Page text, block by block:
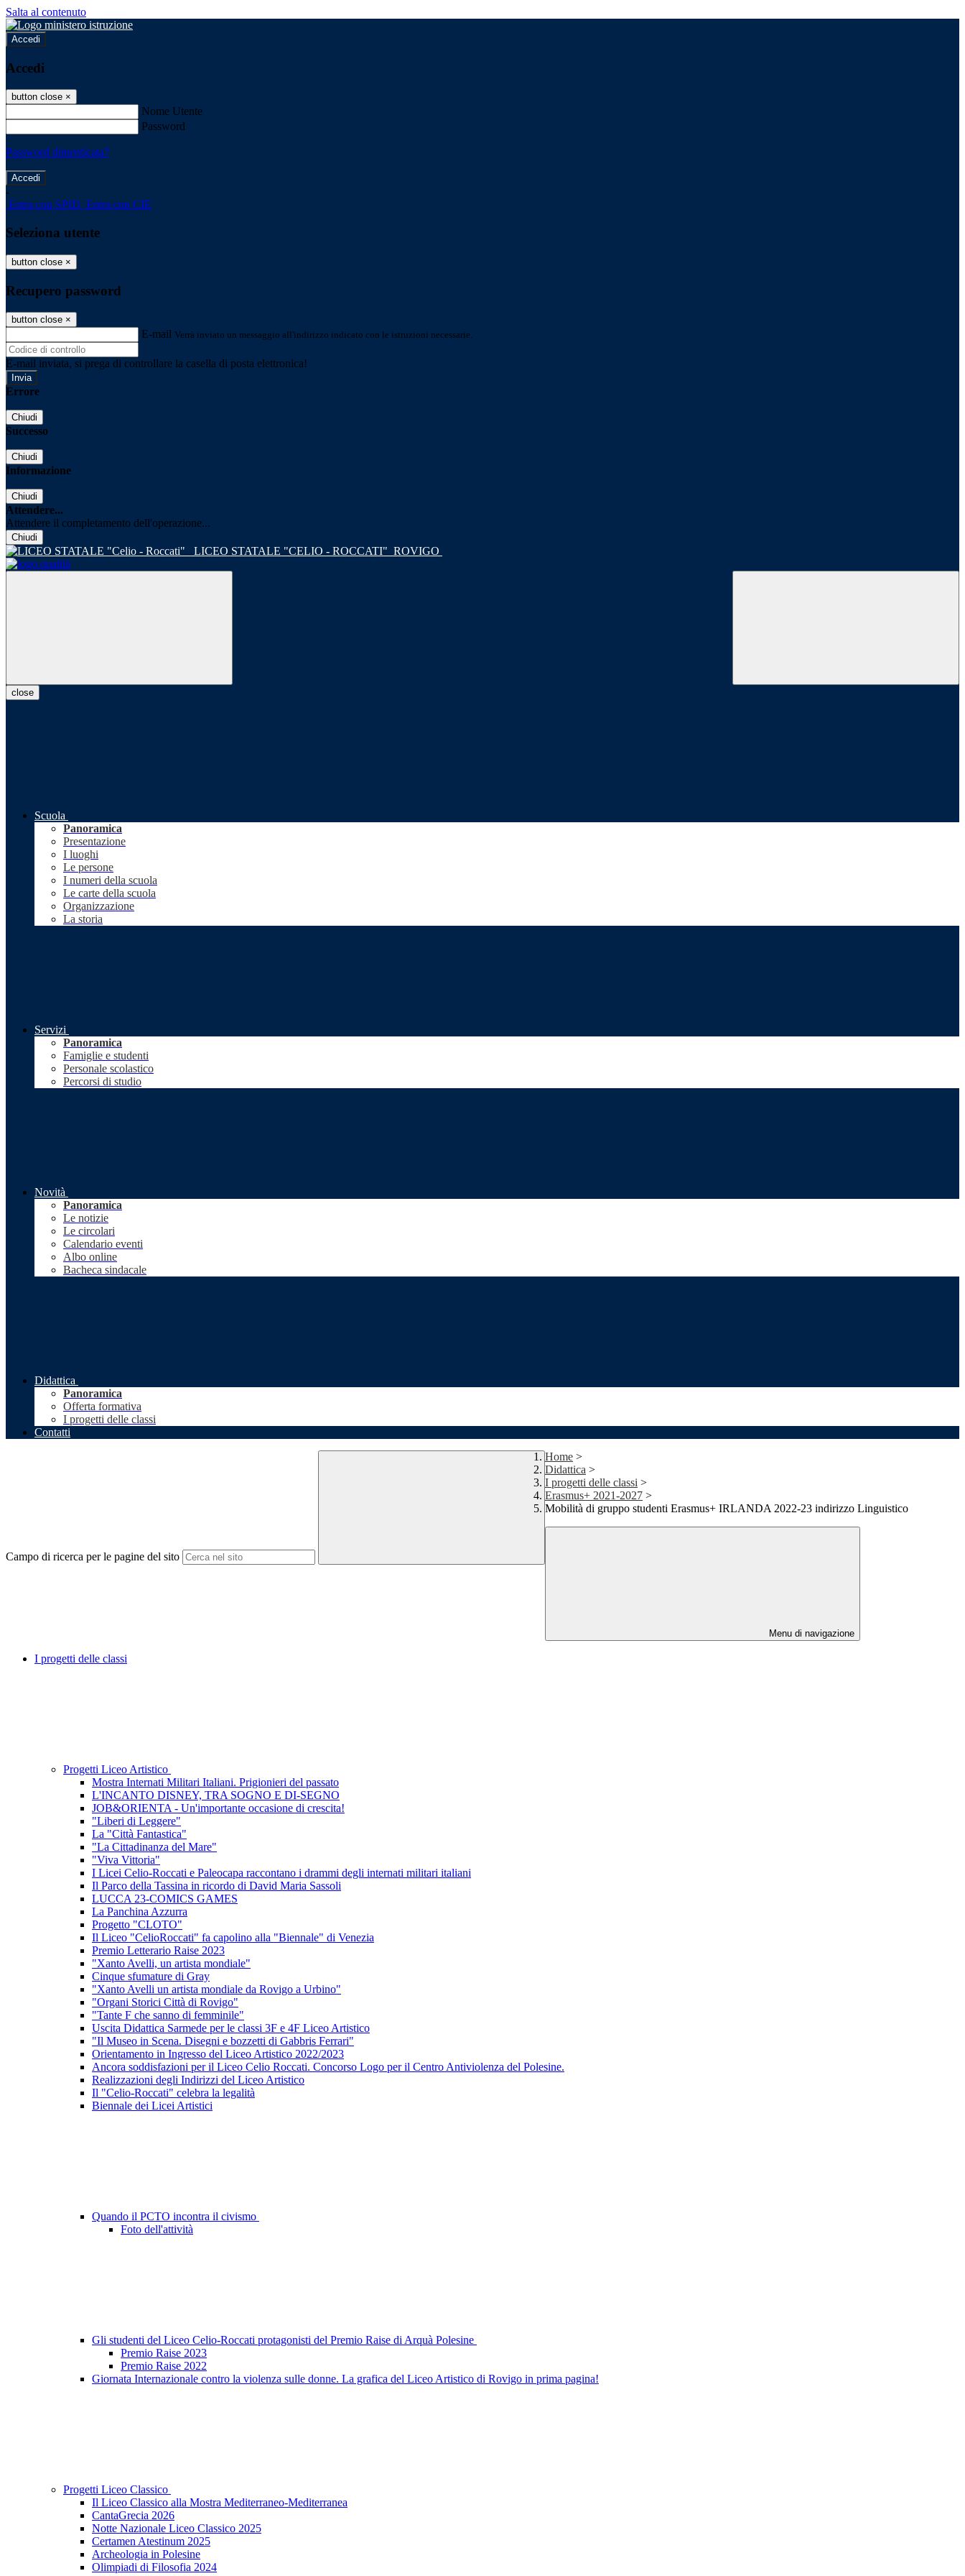
Salta al contenuto
Accedi
Accedi
button close ×
Nome Utente
Password
Password dimenticata?
-
Entra con SPID Entra con CIE
Seleziona utente
button close ×
Recupero password
button close ×
E-mail Verrà inviato un messaggio all'indirizzo indicato con le istruzioni necessarie.
E-mail inviata, si prega di controllare la casella di posta elettronica!
Errore
Chiudi
Successo
Chiudi
Informazione
Chiudi
Attendere...
Attendere il completamento dell'operazione...
Chiudi
LICEO STATALE "CELIO - ROCCATI" ROVIGO
close
Scuola
Panoramica
Presentazione
I luoghi
Le persone
I numeri della scuola
Le carte della scuola
Organizzazione
La storia
Servizi
Panoramica
Famiglie e studenti
Personale scolastico
Percorsi di studio
Novità
Panoramica
Le notizie
Le circolari
Calendario eventi
Albo online
Bacheca sindacale
Didattica
Panoramica
Offerta formativa
I progetti delle classi
Contatti
Campo di ricerca per le pagine del sito
Home >
Didattica >
I progetti delle classi >
Erasmus+ 2021-2027 >
Mobilità di gruppo studenti Erasmus+ IRLANDA 2022-23 indirizzo Linguistico
Menu di navigazione
I progetti delle classi
Progetti Liceo Artistico
Mostra Internati Militari Italiani. Prigionieri del passato
L'INCANTO DISNEY, TRA SOGNO E DI-SEGNO
JOB&ORIENTA - Un'importante occasione di crescita!
"Liberi di Leggere"
La "Città Fantastica"
"La Cittadinanza del Mare"
"Viva Vittoria"
I Licei Celio-Roccati e Paleocapa raccontano i drammi degli internati militari italiani
Il Parco della Tassina in ricordo di David Maria Sassoli
LUCCA 23-COMICS GAMES
La Panchina Azzurra
Progetto "CLOTO"
Il Liceo "CelioRoccati" fa capolino alla "Biennale" di Venezia
Premio Letterario Raise 2023
"Xanto Avelli, un artista mondiale"
Cinque sfumature di Gray
"Xanto Avelli un artista mondiale da Rovigo a Urbino"
"Organi Storici Città di Rovigo"
"Tante F che sanno di femminile"
Uscita Didattica Sarmede per le classi 3F e 4F Liceo Artistico
"Il Museo in Scena. Disegni e bozzetti di Gabbris Ferrari"
Orientamento in Ingresso del Liceo Artistico 2022/2023
Ancora soddisfazioni per il Liceo Celio Roccati. Concorso Logo per il Centro Antiviolenza del Polesine.
Realizzazioni degli Indirizzi del Liceo Artistico
Il "Celio-Roccati" celebra la legalità
Biennale dei Licei Artistici
Quando il PCTO incontra il civismo
Foto dell'attività
Gli studenti del Liceo Celio-Roccati protagonisti del Premio Raise di Arquà Polesine
Premio Raise 2023
Premio Raise 2022
Giornata Internazionale contro la violenza sulle donne. La grafica del Liceo Artistico di Rovigo in prima pagina!
Progetti Liceo Classico
Il Liceo Classico alla Mostra Mediterraneo-Mediterranea
CantaGrecia 2026
Notte Nazionale Liceo Classico 2025
Certamen Atestinum 2025
Archeologia in Polesine
Olimpiadi di Filosofia 2024